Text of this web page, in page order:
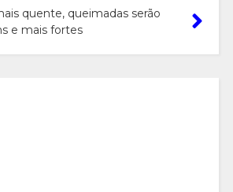
quente, queimadas serão
e mais fortes